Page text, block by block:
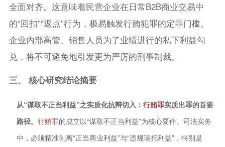
全面对齐。这意味着民营企业在日常B2B商业交易中
的“回扣”“返点”行为，极易触发行贿犯罪的定罪门槛。
企业内部高管、销售人员为了业绩进行的私下利益勾
兑，将不可避免地引发更为严厉的刑事制裁。
三、 核心研究结论摘要
从“谋取不正当利益”之实质化抗辩切入： 行贿罪实质出罪的首要
路径。 行贿罪的成立以“谋取不正当利益”为核心要件。司法实务
中，必须精准剥离“正当商业利益”与“违规请托利益”，特别是